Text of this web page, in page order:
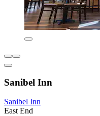
Sanibel Inn
Sanibel Inn
East End